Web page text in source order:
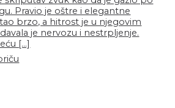
Pravio je oštre i elegantne
brzo, a hitrost je u njegovim
je nervozu i nestrpljenje.
[…]